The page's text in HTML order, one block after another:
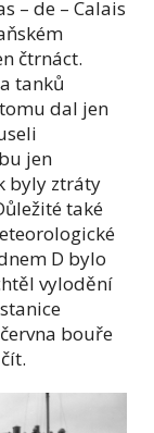
– de – Calais
čtrnáct.
tanků
dal jen
jen
byly ztráty
také
D bylo
vylodění
bouře